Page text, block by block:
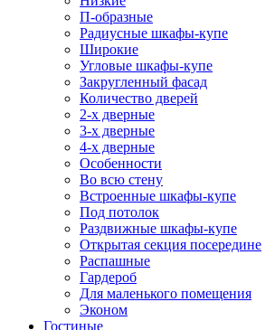
П-образные
Радиусные шкафы-купе
Широкие
Угловые шкафы-купе
Закругленный фасад
Количество дверей
2-х дверные
3-х дверные
4-х дверные
Особенности
Во всю стену
Встроенные шкафы-купе
Под потолок
Раздвижные шкафы-купе
Открытая секция посередине
Распашные
Гардероб
Для маленького помещения
Эконом
Гостиные